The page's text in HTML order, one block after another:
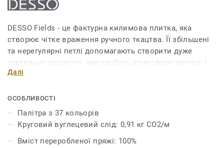
DESSO Fields - це фактурна килимова плитка, яка
створює чітке враження ручного ткацтва. Її збільшені
та нерегулярні петлі допомагають створити дуже
тактильне покриття, яке зробить атмосферу теплою і
гостинною. Сучасна палітра з 37 різних відтінків, які
результатів, дозволяє дизайнерам змішувати
різноманітні нейтральні тони або поєднувати яскраві
кольори з більш насиченими відтінками для
отримання багатого естетичного вигляду.
Далі
ОСОБЛИВОСТІ
Палітра з 37 кольорів
Круговий вуглецевий слід: 0,91 кг CO2/м
Вміст переробленої пряжі: 100%